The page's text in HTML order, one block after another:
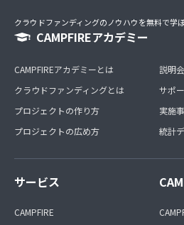
クラウドファンディングのノウハウを無料で学
CAMPFIREアカデミー
CAMPFIREアカデミーとは
クラウドファンディングとは
プロジェクトの作り方
プロジェクトの広め方
説明
サポ
実施
統計
サービス
CAMPFIRE